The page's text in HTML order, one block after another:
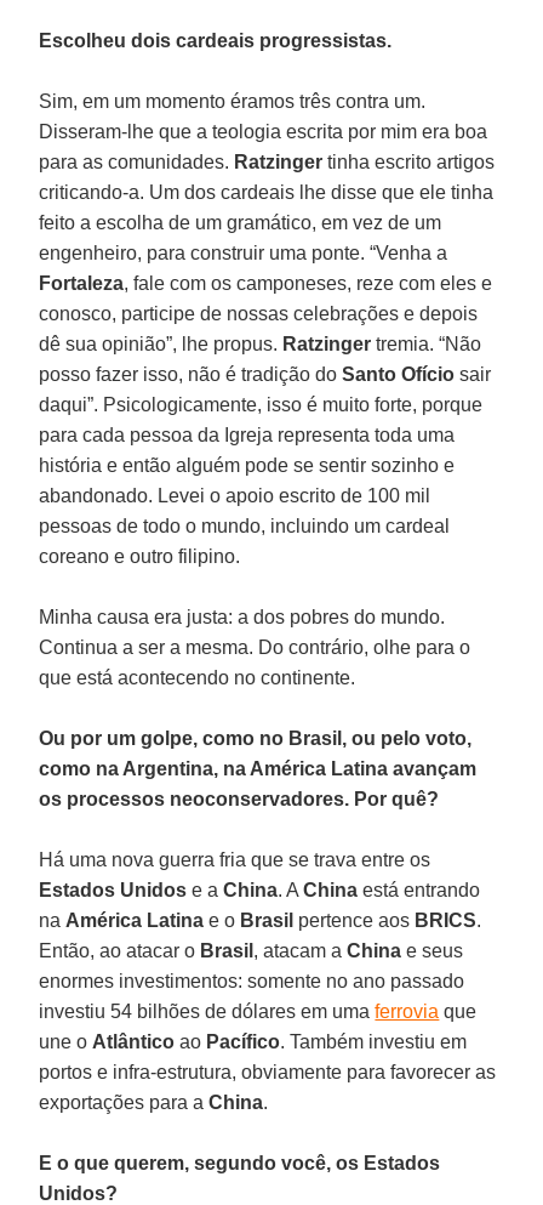
Escolheu dois cardeais progressistas.
Sim, em um momento éramos três contra um.
Disseram-lhe que a teologia escrita por mim era boa
para as comunidades. Ratzinger tinha escrito artigos
criticando-a. Um dos cardeais lhe disse que ele tinha
feito a escolha de um gramático, em vez de um
engenheiro, para construir uma ponte. “Venha a
Fortaleza, fale com os camponeses, reze com eles e
conosco, participe de nossas celebrações e depois
dê sua opinião”, lhe propus. Ratzinger tremia. “Não
posso fazer isso, não é tradição doSanto Ofício sair
daqui”. Psicologicamente, isso é muito forte, porque
para cada pessoa da Igreja representa toda uma
história e então alguém pode se sentir sozinho e
abandonado. Levei o apoio escrito de 100 mil
pessoas de todo o mundo, incluindo um cardeal
coreano e outro filipino.
Minha causa era justa: a dos pobres do mundo.
Continua a ser a mesma. Do contrário, olhe para o
que está acontecendo no continente.
Ou por um golpe, como no Brasil, ou pelo voto,
como na Argentina, na América Latina avançam
os processos neoconservadores. Por quê?
Há uma nova guerra fria que se trava entre os
Estados Unidos e aChina. AChina está entrando
na América Latina e o Brasil pertence aos BRICS.
Então, ao atacar o Brasil , atacam aChina e seus
enormes investimentos: somente no ano passado
investiu 54 bilhões de dólares em umaferrovia que
une o Atlântico ao Pacífico. Também investiu em
portos e infra-estrutura, obviamente para favorecer as
exportações para aChina.
E o que querem, segundo você, os Estados
Unidos?